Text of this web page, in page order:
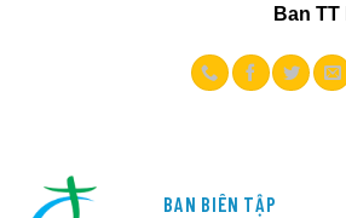
Ban TT
BAN BIÊN TẬP